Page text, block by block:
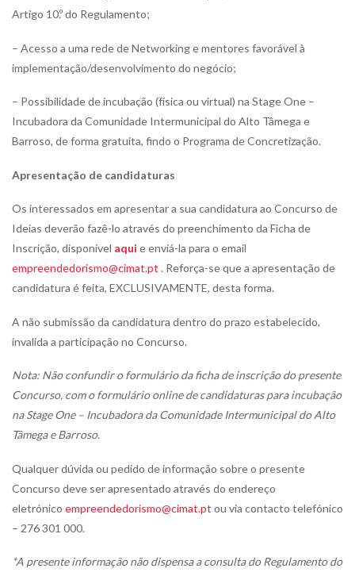
Artigo 10.º do Regulamento;
– Acesso a uma rede de Networking e mentores favorável à
implementação/desenvolvimento do negócio;
– Possibilidade de incubação (física ou virtual) na Stage One –
Incubadora da Comunidade Intermunicipal do Alto Tâmega e
Barroso, de forma gratuita, findo o Programa de Concretização.
Apresentação de candidaturas
Os interessados em apresentar a sua candidatura ao Concurso de
Ideias deverão fazê-lo através do preenchimento da Ficha de
Inscrição, disponível aqui e enviá-la para o email
empreendedorismo@cimat.pt . Reforça-se que a apresentação de
candidatura é feita, EXCLUSIVAMENTE, desta forma.
A não submissão da candidatura dentro do prazo estabelecido,
invalida a participação no Concurso.
Nota: Não confundir o formulário da ficha de inscrição do presente
Concurso, com o formulário online de candidaturas para incubação
na Stage One – Incubadora da Comunidade Intermunicipal do Alto
Tâmega e Barroso.
Qualquer dúvida ou pedido de informação sobre o presente
Concurso deve ser apresentado através do endereço
eletrónico empreendedorismo@cimat.pt ou via contacto telefónico
– 276 301 000.
*A presente informação não dispensa a consulta do Regulamento do